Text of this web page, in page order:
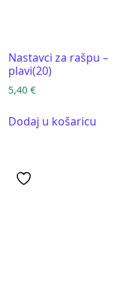
Nastavci za rašpu –
plavi(20)
5,40 €
Dodaj u košaricu